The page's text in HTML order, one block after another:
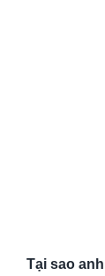
Tại sao anh l